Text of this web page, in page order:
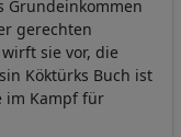
Grundeinkommen
gerechten
sie vor, die
Köktürks Buch ist
im Kampf für